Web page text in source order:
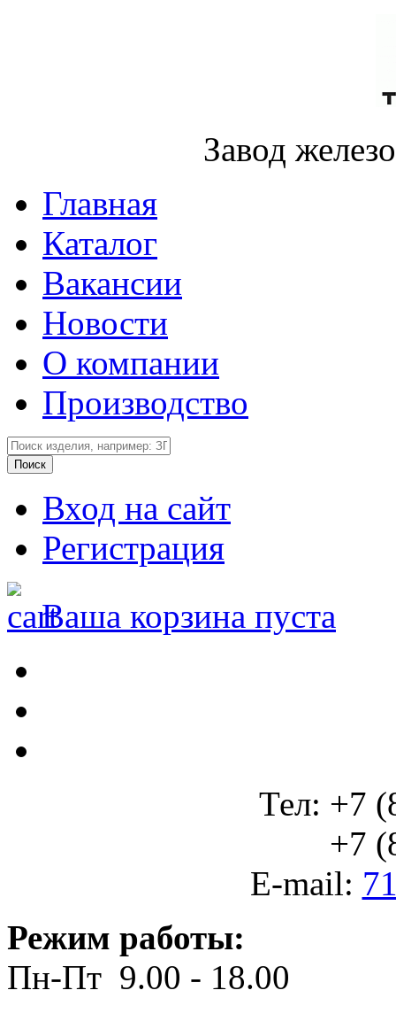
Завод
Главная
Каталог
Вакансии
Новости
О компании
Производство
Вход на сайт
Регистрация
Ваша корзина пуста
Тел: +7
+7
E-mail:
Режим работы:
Пн-Пт 9.00 - 18.00